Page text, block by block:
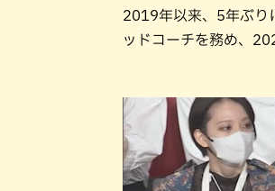
2019年以来、5年ぶり
ッドコーチを務め、